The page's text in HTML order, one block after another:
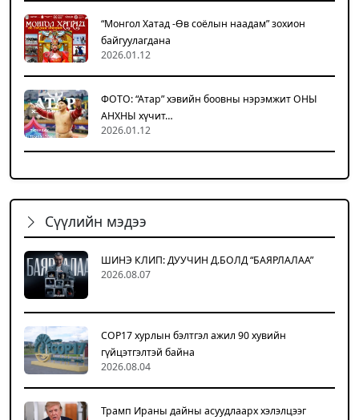
“Монгол Хатад -Өв соёлын наадам” зохион
байгуулагдана
2026.01.12
ФОТО: “Атар” хэвийн боовны нэрэмжит ОНЫ
АНХНЫ хүчит…
2026.01.12
Сүүлийн мэдээ
ШИНЭ КЛИП: ДУУЧИН Д.БОЛД “БАЯРЛАЛАА”
2026.08.07
COP17 хурлын бэлтгэл ажил 90 хувийн
гүйцэтгэлтэй байна
2026.08.04
Трамп Ираны дайны асуудлаарх хэлэлцээг